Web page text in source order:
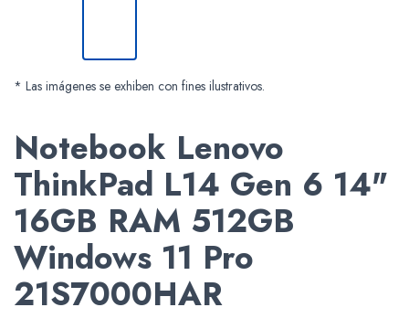
* Las imágenes se exhiben con fines ilustrativos.
Notebook Lenovo
ThinkPad L14 Gen 6 14"
16GB RAM 512GB
Windows 11 Pro
21S7000HAR